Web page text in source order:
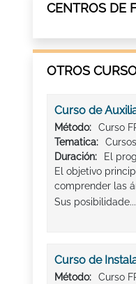
CENTROS DE
OTROS
Curso de
Método:
Curso
Tematica:
Duración:
El
El objetivo
comprender las
Sus posibilidade...
Curso de
Método: Curso